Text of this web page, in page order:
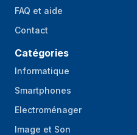
FAQ et aide
Contact
Catégories
Informatique
Smartphones
Electroménager
Image et Son